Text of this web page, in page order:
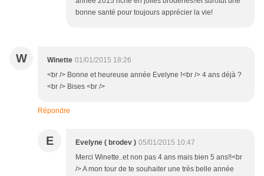
bonne santé pour toujours apprécier la vie!
W Winette 01/01/2015 18:26
<br /> Bonne et heureuse année Evelyne !<br /> 4 ans déjà ?
<br /> Bises <br />
Répondre
E Evelyne ( brodev ) 05/01/2015 10:47
Merci Winette..et non pas 4 ans mais bien 5 ans!!<br
/> A mon tour de te souhaiter une très belle année